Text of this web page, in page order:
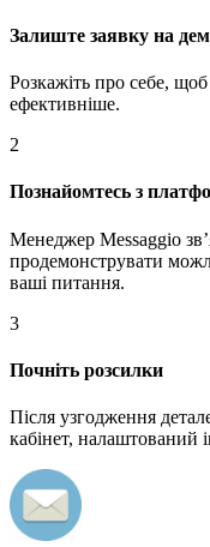
Залиште заявку на
Розкажіть про себе,
ефективніше.
2
Познайомтесь з
Менеджер Messaggio
продемонструвати
ваші питання.
3
Почніть розсилки
Після узгодження
кабінет, налаштований